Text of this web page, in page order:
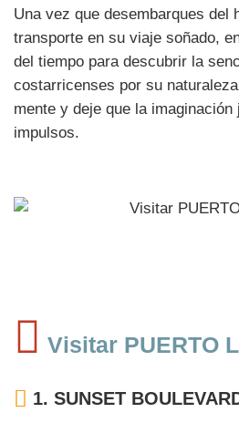
Una vez que desembarques del
transporte en su viaje soñado,
del tiempo para descubrir la
costarricenses por su
mente y deje que la imaginación
impulsos.
Visitar PUERTO
1. SUNSET